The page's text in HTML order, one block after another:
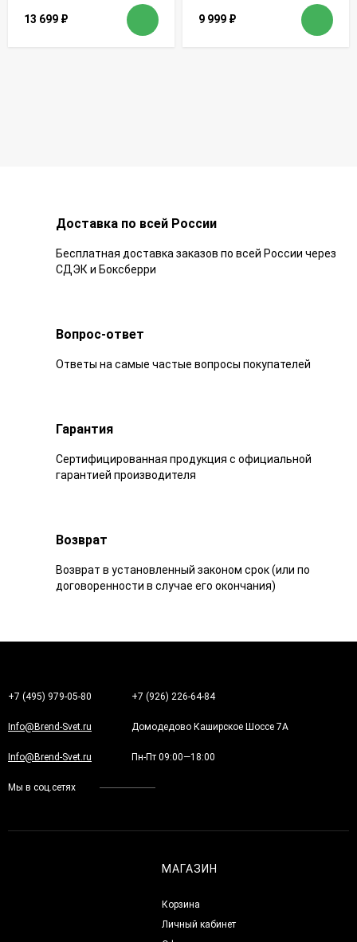
13 699 ₽ 9 999 ₽
Доставка по всей России
Бесплатная доставка заказов по всей России через
СДЭК и Боксберри
Вопрос-ответ
Ответы на самые частые вопросы покупателей
Гарантия
Сертифицированная продукция с официальной
гарантией производителя
Возврат
Возврат в установленный законом срок (или по
договоренности в случае его окончания)
+7 (495) 979-05-80 +7 (926) 226-64-84
Info@Brend-Svet.ru Домодедово Каширское Шоссе 7А
Info@Brend-Svet.ru Пн-Пт 09:00—18:00
Мы в соц.сетях
МАГАЗИН
Корзина
Личный кабинет